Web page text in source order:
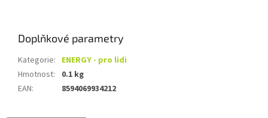
Doplňkové parametry
Kategorie: ENERGY - pro lidi
Hmotnost:
0.1 kg
EAN: 8594069934212